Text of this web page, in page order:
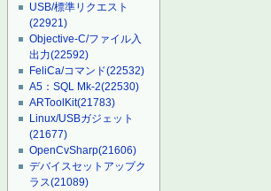
USB/標準リクエスト
(22921)
Objective-C/ファイル入
出力(22592)
FeliCa/コマンド(22532)
A5：SQL Mk-2(22530)
ARToolKit(21783)
Linux/USBガジェット
(21677)
OpenCvSharp(21606)
デバイスセットアップク
ラス(21089)